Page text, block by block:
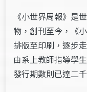
《小世界周報》是
物，創刊至今，《
排版至印刷，逐步
由系上教師指導學
發行期數則已達二